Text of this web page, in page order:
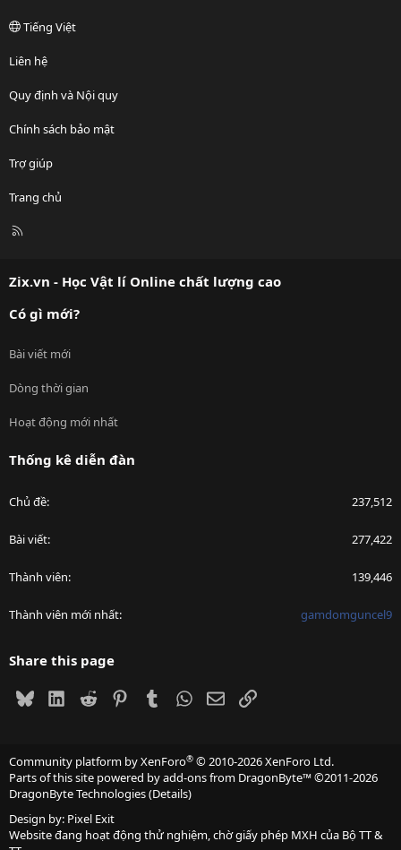
Tiếng Việt
Liên hệ
Quy định và Nội quy
Chính sách bảo mật
Trợ giúp
Trang chủ
R
Zix.vn - Học Vật lí Online chất lượng cao
Có gì mới?
Bài viết mới
Dòng thời gian
Hoạt động mới nhất
Thống kê diễn đàn
Chủ đề 237,512
Bài viết 277,422
Thành viên 139,446
Thành viên mới nhất gamdomguncel9
Share this page
BlueskyLinkedIn
Reddit PinterestTumblrWhatsApp
EmailLink
Community platform by XenForo® © 2010-2026 XenForo Ltd.
Parts of this site powered byadd-ons from DragonByte™©2011-2026
DragonByte Technologies(Details)
Design by: Pixel Exit
Website đang hoạt động thử nghiệm, chờ giấy phép MXH của Bộ TT &